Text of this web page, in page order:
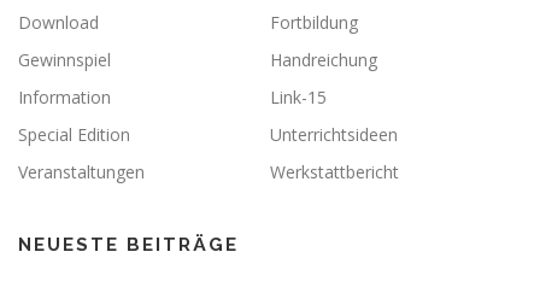
Download
Fortbildung
Gewinnspiel
Handreichung
Information
Link-15
Special Edition
Unterrichtsideen
Veranstaltungen
Werkstattbericht
NEUESTE BEITRÄGE